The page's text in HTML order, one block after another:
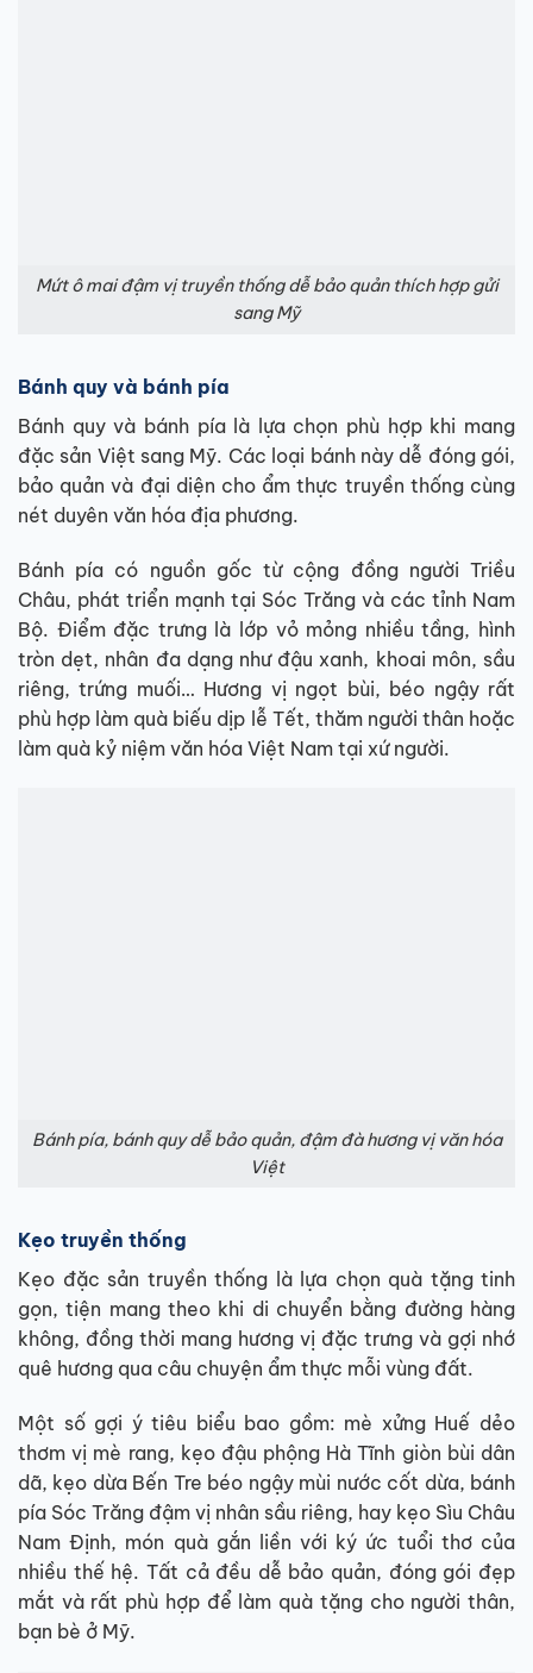
Mứt ô mai đậm vị truyền thống dễ bảo quản thích hợp gửi
sang Mỹ
Bánh quy và bánh pía
Bánh quy và bánh pía là lựa chọn phù hợp khi mang
đặc sản Việt sang Mỹ. Các loại bánh này dễ đóng gói,
bảo quản và đại diện cho ẩm thực truyền thống cùng
nét duyên văn hóa địa phương.
Bánh pía có nguồn gốc từ cộng đồng người Triều
Châu, phát triển mạnh tại Sóc Trăng và các tỉnh Nam
Bộ. Điểm đặc trưng là lớp vỏ mỏng nhiều tầng, hình
tròn dẹt, nhân đa dạng như đậu xanh, khoai môn, sầu
riêng, trứng muối… Hương vị ngọt bùi, béo ngậy rất
phù hợp làm quà biếu dịp lễ Tết, thăm người thân hoặc
làm quà kỷ niệm văn hóa Việt Nam tại xứ người.
Bánh pía, bánh quy dễ bảo quản, đậm đà hương vị văn hóa
Việt
Kẹo truyền thống
Kẹo đặc sản truyền thống là lựa chọn quà tặng tinh
gọn, tiện mang theo khi di chuyển bằng đường hàng
không, đồng thời mang hương vị đặc trưng và gợi nhớ
quê hương qua câu chuyện ẩm thực mỗi vùng đất.
Một số gợi ý tiêu biểu bao gồm: mè xửng Huế dẻo
thơm vị mè rang, kẹo đậu phộng Hà Tĩnh giòn bùi dân
dã, kẹo dừa Bến Tre béo ngậy mùi nước cốt dừa, bánh
pía Sóc Trăng đậm vị nhân sầu riêng, hay kẹo Sìu Châu
Nam Định, món quà gắn liền với ký ức tuổi thơ của
nhiều thế hệ. Tất cả đều dễ bảo quản, đóng gói đẹp
mắt và rất phù hợp để làm quà tặng cho người thân,
bạn bè ở Mỹ.